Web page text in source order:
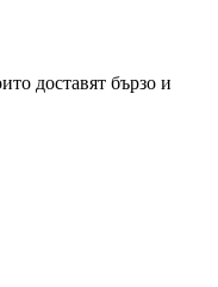
доставят бързо и